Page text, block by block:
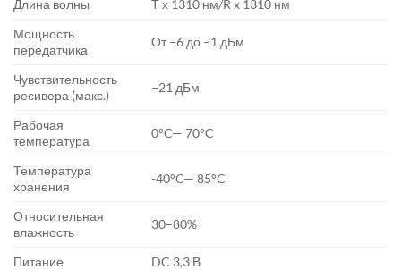
Длина волны
Т х 1310 нм/R x 1310 нм
Мощность
передатчика
От −6 до −1 дБм
Чувствительность
ресивера (макс.)
−21 дБм
Рабочая
температура
0°C— 70°C
Температура
хранения
-40°C— 85°C
Относительная
влажность
30–80%
Питание DC 3,3 В